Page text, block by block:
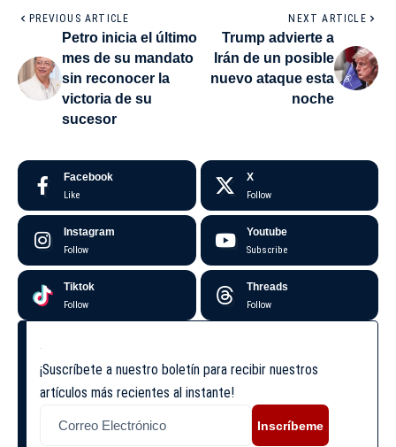
PREVIOUS ARTICLE
Petro inicia el último
mes de su mandato
sin reconocer la
victoria de su
sucesor
NEXT ARTICLE
Trump advierte a
Irán de un posible
nuevo ataque esta
noche
Facebook
Like
X
Follow
Instagram
Follow
Youtube
Subscribe
Tiktok
Follow
Threads
Follow
¡Suscríbete a nuestro boletín para recibir nuestros
artículos más recientes al instante!
Inscríbeme